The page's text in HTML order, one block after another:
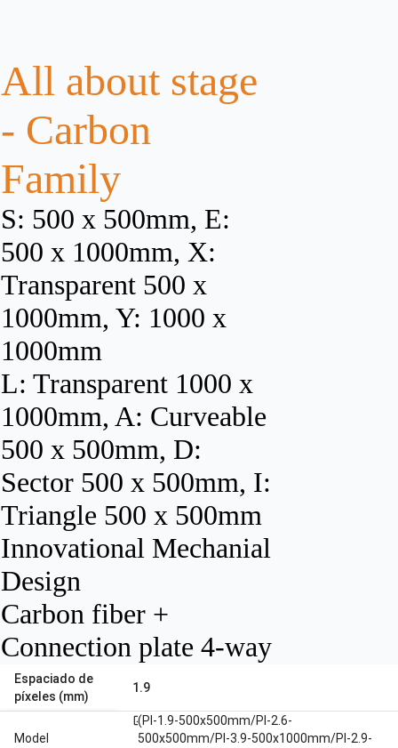
All about stage
- Carbon
Family
S: 500 x 500mm, E:
500 x 1000mm, X:
Transparent 500 x
1000mm, Y: 1000 x
1000mm
L: Transparent 1000 x
1000mm, A: Curveable
500 x 500mm, D:
Sector 500 x 500mm, I:
Triangle 500 x 500mm
Innovational Mechanial
Design
Carbon fiber +
Connection plate 4-way
Espaciado de
píxeles (mm)
1.9
Model
open_in_new(PI-1.9-500x500mm/PI-2.6-
500x500mm/PI-3.9-500x1000mm/PI-2.9-